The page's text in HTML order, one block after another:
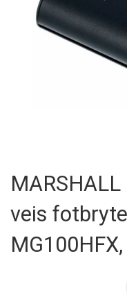
the
of
the
images
gallery
veis